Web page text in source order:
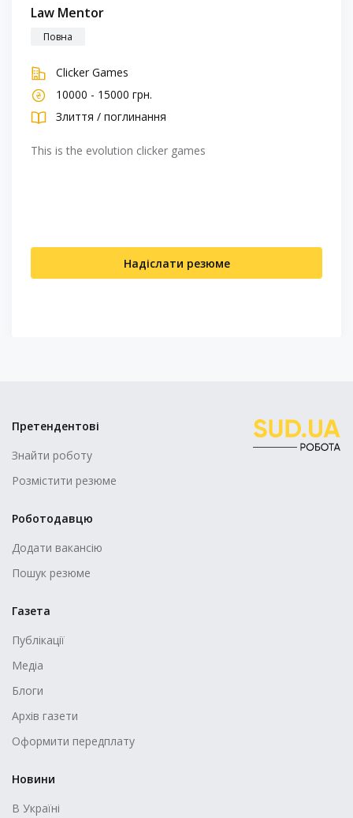
Law Mentor
Повна
Clicker Games
10000 - 15000 грн.
Злиття / поглинання
This is the evolution clicker games
Надіслати резюме
Претендентові
Знайти роботу
Розмістити резюме
Роботодавцю
Додати вакансію
Пошук резюме
Газета
Публікації
Медіа
Блоги
Архів газети
Оформити передплату
Новини
В Україні